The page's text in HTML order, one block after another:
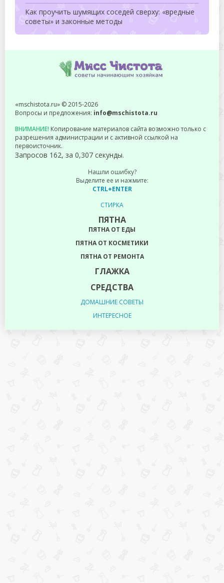
Как проучить шумящих соседей сверху: «вредные
советы» и законные методы
«mschistota.ru» © 2015-2026
Вопросы и предложения: info@mschistota.ru
ВНИМАНИЕ! Копирование материалов сайта возможно только с
разрешения администрации и с активной ссылкой на
первоисточник.
Запросов 162, за 0,307 секунды.
Нашли ошибку?
Выделите ее и нажмите:
CTRL+ENTER
СТИРКА
ПЯТНА
ПЯТНА ОТ ЕДЫ
ПЯТНА ОТ КОСМЕТИКИ
ПЯТНА ОТ РЕМОНТА
ГЛАЖКА
СРЕДСТВА
ДОМАШНИЕ СОВЕТЫ
ИНТЕРЕСНОЕ